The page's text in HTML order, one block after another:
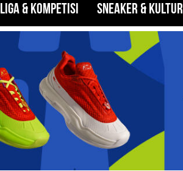
LIGA & KOMPETISI SNEAKER & KULTUR